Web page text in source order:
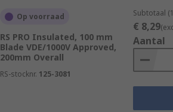
Op voorraad
RS PRO Insulated, 100 mm
Blade VDE/1000V Approved,
200mm Overall
RS-stocknr. 125-3081
Subtotaal
€ 8,29
Aantal